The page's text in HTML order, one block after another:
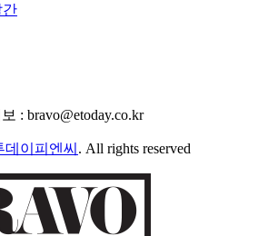
간
: bravo@etoday.co.kr
데이피엔씨 . All rights reserved